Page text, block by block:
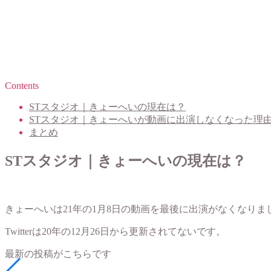
Contents
STスタジオ｜きょーへいの現在は？
STスタジオ｜きょーへいが動画に出演しなくなった理
まとめ
STスタジオ｜きょーへいの現在は？
きょーへいは21年の1月8日の動画を最後に出演がなくなりま
Twitterは20年の12月26日から更新されてないです。
最新の投稿がこちらです